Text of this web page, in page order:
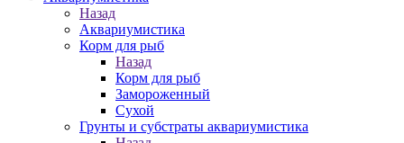
Назад
Аквариумистика
Корм для рыб
Назад
Корм для рыб
Замороженный
Сухой
Грунты и субстраты аквариумистика